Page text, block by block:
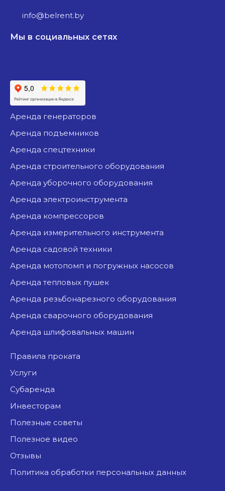
info@belrent.by
Мы в социальных сетях
аренда генераторов
аренда подъемников
аренда спецтехники
аренда строительного оборудования
аренда уборочного оборудования
аренда электроинструмента
аренда компрессоров
аренда измерительного инструмента
аренда садовой техники
аренда мотопомп и погружных насосов
аренда тепловых пушек
аренда резьбонарезного оборудования
аренда сварочного оборудования
аренда шлифовальных машин
Правила проката
Услуги
Субаренда
Инвесторам
Полезные советы
Полезное видео
Отзывы
Политика обработки персональных данных